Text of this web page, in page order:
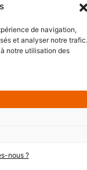
de navigation,
et analyser notre trafic.
notre utilisation des
nous ?